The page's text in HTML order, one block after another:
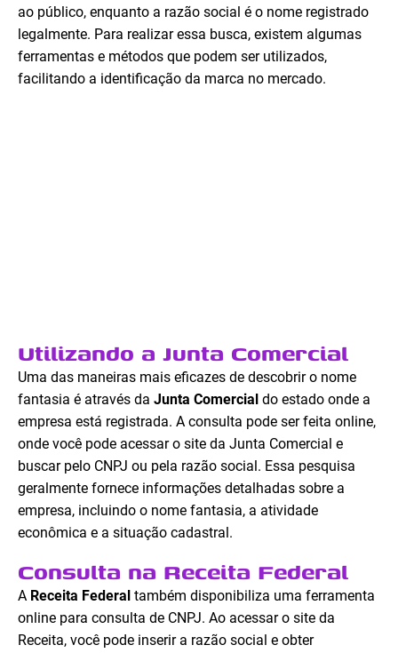
ao público, enquanto a razão social é o nome registrado
legalmente. Para realizar essa busca, existem algumas
ferramentas e métodos que podem ser utilizados,
facilitando a identificação da marca no mercado.
Utilizando a Junta Comercial
Uma das maneiras mais eficazes de descobrir o nome
fantasia é através da Junta Comercial do estado onde a
empresa está registrada. A consulta pode ser feita online,
onde você pode acessar o site da Junta Comercial e
buscar pelo CNPJ ou pela razão social. Essa pesquisa
geralmente fornece informações detalhadas sobre a
empresa, incluindo o nome fantasia, a atividade
econômica e a situação cadastral.
Consulta na Receita Federal
A Receita Federal também disponibiliza uma ferramenta
online para consulta de CNPJ. Ao acessar o site da
Receita, você pode inserir a razão social e obter